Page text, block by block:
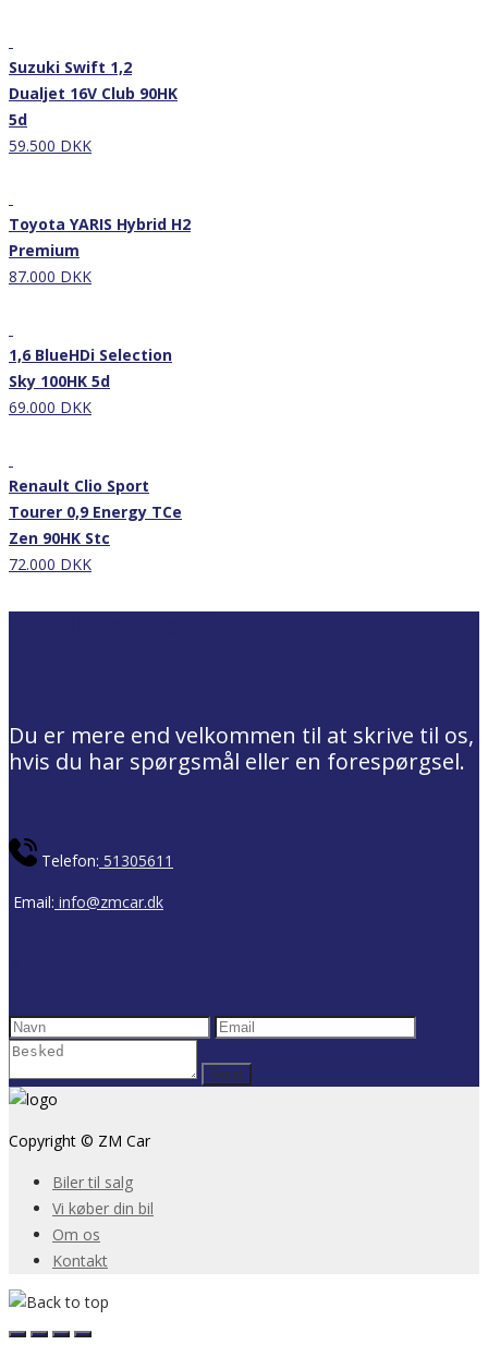
Suzuki Swift 1,2
Dualjet 16V Club 90HK
5d
59.500 DKK
Toyota YARIS Hybrid H2
Premium
87.000 DKK
1,6 BlueHDi Selection
Sky 100HK 5d
69.000 DKK
Renault Clio Sport
Tourer 0,9 Energy TCe
Zen 90HK Stc
72.000 DKK
Du er mere end velkommen til at skrive til os,
hvis du har spørgsmål eller en forespørgsel.
Telefon: 51305611
Email: info@zmcar.dk
Copyright © ZM Car
Biler til salg
Vi køber din bil
Om os
Kontakt